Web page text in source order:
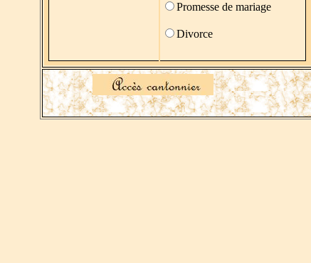
Promesse de mariage
Divorce